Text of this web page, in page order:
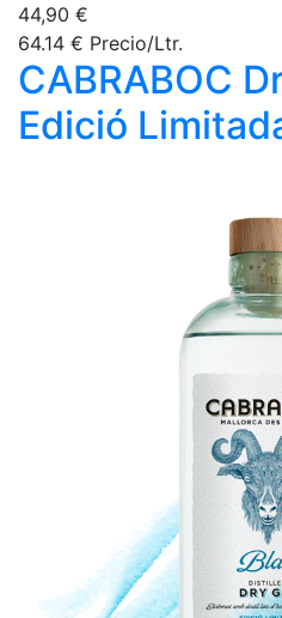
44,90 €
64.14 € Precio/Ltr.
CABRABOC
Edició